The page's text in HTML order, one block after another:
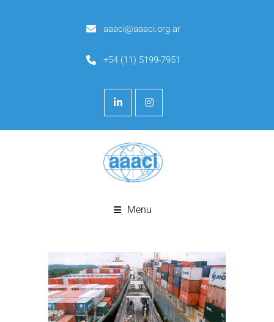
aaaci@aaaci.org.ar
+54 (11) 5199-7951
Menu